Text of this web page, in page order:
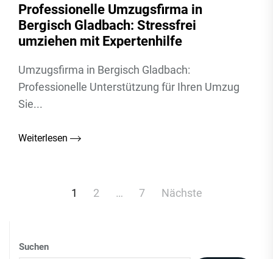
Professionelle Umzugsfirma in
Bergisch Gladbach: Stressfrei
umziehen mit Expertenhilfe
Umzugsfirma in Bergisch Gladbach:
Professionelle Unterstützung für Ihren Umzug
Sie...
Weiterlesen
Beitragsnavigation
1 2 … 7 Nächste
Suchen